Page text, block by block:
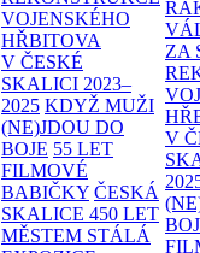
VOJENSKÉHO
HŘBITOVA
V ČESKÉ
SKALICI 2023–
2025 KDYŽ MUŽI
(NE)JDOU DO
BOJE 55 LET
FILMOVÉ
BABIČKY ČESKÁ
SKALICE 450 LET
MĚSTEM STÁLÁ
ZA
V